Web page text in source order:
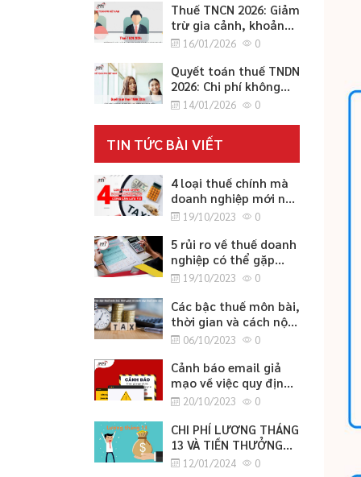
cho SME
Thuế TNCN 2026: Giảm
trừ gia cảnh, khoản
miễn/không tính thuế
cho SME
16/01/2026 0
Quyết toán thuế TNDN
2026: Chi phí không
được trừ, ưu đãi và
tăng/giảm cho SME
14/01/2026 0
TIN TỨC BÀI VIẾT
4 loại thuế chính mà
doanh nghiệp mới nào
cũng cần lưu ý
19/10/2023 0
5 rủi ro về thuế doanh
nghiệp có thể gặp
phải19/10/2023 0
Các bậc thuế môn bài,
thời gian và cách nộp
thuế môn bài
06/10/2023 0
Cảnh báo email giả
mạo về việc quy định
cập nhật thông tin
20/10/2023 0
CHI PHÍ LƯƠNG THÁNG
13 VÀ TIỀN THƯỞNG
TẾT12/01/2024 0